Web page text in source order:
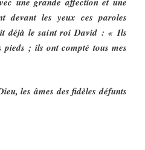
devant les yeux ces paroles
déjà le saint roi David : « Ils
pieds ; ils ont compté tous mes
les âmes des fidèles défunts